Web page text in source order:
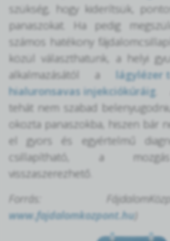
szükség, hogy kiderítsük,
panaszokat. Ha pedig
számos hatékony
közül választhatunk, a helyi
alkalmazásától a lágylézer
hialuronsavas injekciókúráig .
tehát nem szabad
okozta panaszokba, hiszen bár
el gyors és egyértelmű
csillapítható, a
visszaszerezhető.
Forrás:
www.fajdalomkozpont.hu